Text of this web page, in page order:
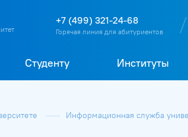
+7 (499) 321-24-68
Горячая линия для абитуриентов
Студенту Институты
Информационная служба